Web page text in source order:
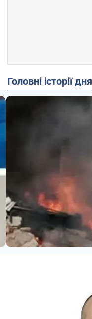
Головні історії дня